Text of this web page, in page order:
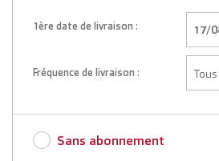
1ère date de livraison :
Fréquence de livraison :
Sans abonnement